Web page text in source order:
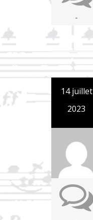
-
14 juillet
2023